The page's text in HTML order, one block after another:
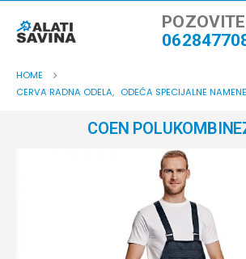
HOME
CERVA RADNA ODELA, ODEĆA SPECIJALNE NAMENE
COEN